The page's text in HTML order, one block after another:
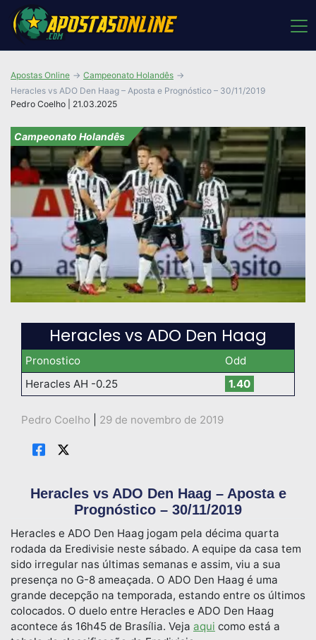
Pedro Coelho | 21.03.2025
Apostas Online
Campeonato Holandês
Heracles vs ADO Den Haag – Aposta e Prognóstico – 30/11/2019
Campeonato Holandês
Heracles vs ADO Den Haag
Pronostico
Odd
Heracles AH -0.25
1.40
Pedro Coelho 29 de novembro de 2019
Heracles vs ADO Den Haag – Aposta e
Prognóstico – 30/11/2019
Heracles e ADO Den Haag jogam pela décima quarta
rodada da Eredivisie neste sábado. A equipe da casa tem
sido irregular nas últimas semanas e assim, viu a sua
presença no G-8 ameaçada. O ADO Den Haag é uma
grande decepção na temporada, estando entre os últimos
colocados. O duelo entre Heracles e ADO Den Haag
acontece ás 16h45 de Brasília. Veja aqui como está a